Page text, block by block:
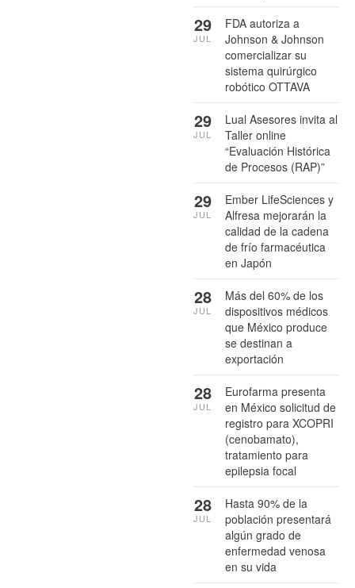
FDA autoriza a
Johnson & Johnson
comercializar su
sistema quirúrgico
robótico OTTAVA
29
JUL
Lual Asesores invita al
Taller online
“Evaluación Histórica
de Procesos (RAP)”
29
JUL
Ember LifeSciences y
Alfresa mejorarán la
calidad de la cadena
de frío farmacéutica
en Japón
29
JUL
Más del 60% de los
dispositivos médicos
que México produce
se destinan a
exportación
28
JUL
Eurofarma presenta
en México solicitud de
registro para XCOPRI
(cenobamato),
tratamiento para
epilepsia focal
28
JUL
Hasta 90% de la
población presentará
algún grado de
enfermedad venosa
en su vida
28
JUL